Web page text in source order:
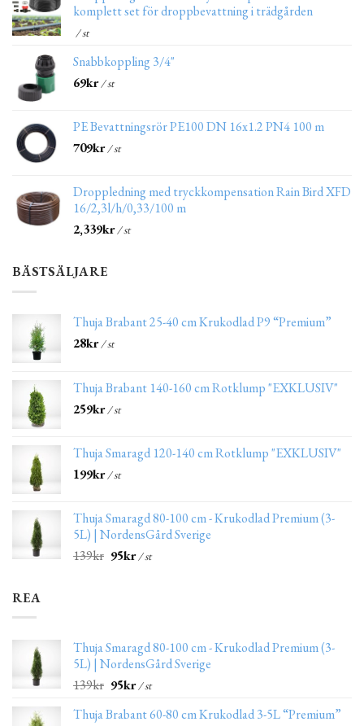
komplett set för droppbevattning i trädgården
/ st
Snabbkoppling 3/4"
69kr/ st
PE Bevattningsrör PE100 DN 16x1.2 PN4 100 m
709kr/ st
Droppledning med tryckkompensation Rain Bird XFD
16/2,3l/h/0,33/100 m
2,339kr/ st
BÄSTSÄLJARE
Thuja Brabant 25-40 cm Krukodlad P9 “Premium”
28kr/ st
Thuja Brabant 140-160 cm Rotklump "EXKLUSIV"
259kr/ st
Thuja Smaragd 120-140 cm Rotklump "EXKLUSIV"
199kr/ st
Thuja Smaragd 80-100 cm - Krukodlad Premium (3-
5L) | NordensGård Sverige
139kr 95kr/ st
REA
Thuja Smaragd 80-100 cm - Krukodlad Premium (3-
5L) | NordensGård Sverige
139kr 95kr/ st
Thuja Brabant 60-80 cm Krukodlad 3-5L “Premium”